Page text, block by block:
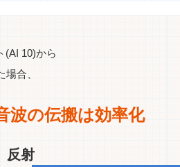
(AI 10)から
合、
波の伝搬は効率化